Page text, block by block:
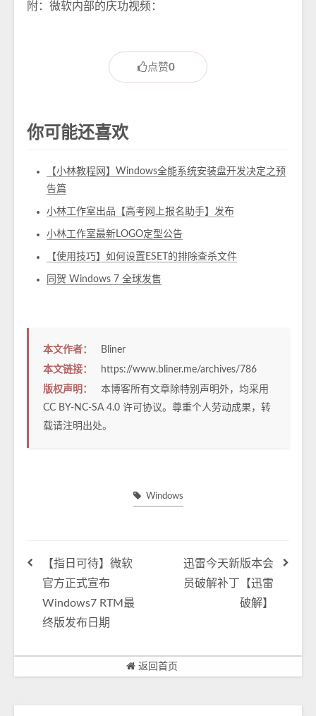
附：微软内部的庆功视频：
点赞0
你可能还喜欢
【小林教程网】Windows全能系统安装盘开发决定之预
告篇
小林工作室出品【高考网上报名助手】发布
小林工作室最新LOGO定型公告
【使用技巧】如何设置ESET的排除查杀文件
同贺 Windows 7 全球发售
本文作者：
Bliner
本文链接：
https://www.bliner.me/archives/786
版权声明：
本博客所有文章除特别声明外，均采用
CC BY-NC-SA 4.0 许可协议。尊重个人劳动成果，转
载请注明出处。
Windows
【指日可待】微软
官方正式宣布
Windows7 RTM最
终版发布日期
迅雷今天新版本会
员破解补丁【迅雷
破解】
返回首页